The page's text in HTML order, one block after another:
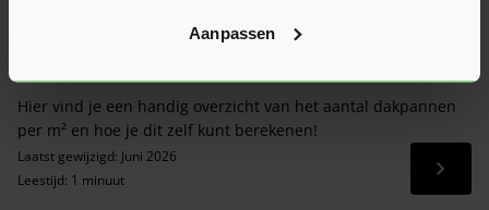
Aanpassen
Hoeveel dakpannen per m2 heb je nodig voor
Hier vind je een handig overzicht van het aantal dakpannen
per m² en hoe je dit zelf kunt berekenen!
Laatst gewijzigd: Juni 2026
Leestijd: 1 minuut
Lees